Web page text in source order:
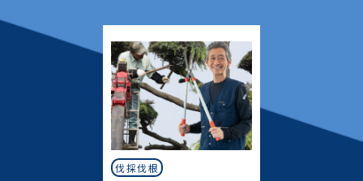
定・草刈りなどのお庭の
こと、造園・
定・草刈りなどのお庭の
こと、造園・
伐採伐根